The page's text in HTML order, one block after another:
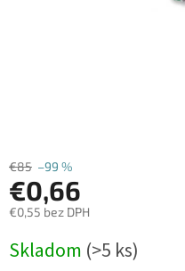
€85 –99 %
€0,66
€0,55 bez DPH
cena:
Skladom (>5 ks)